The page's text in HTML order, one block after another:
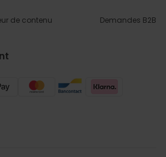
de contenu Demandes B2B